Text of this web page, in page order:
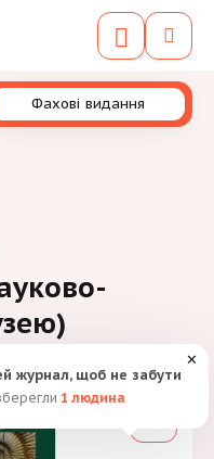
Фахові видання
журнал, щоб не забути
1 людина
✕